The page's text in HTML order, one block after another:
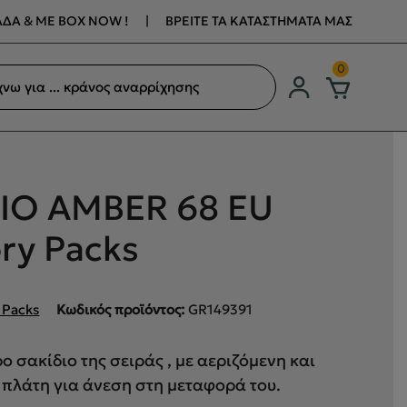
& ΜΕ BOX NOW ! | ΒΡΕΙΤΕ ΤΑ ΚΑΤΑΣΤΗΜΑΤΑ ΜΑΣ
0
AMBER 68 EU
Packs
Κωδικός προϊόντος:GR149391
σακίδιο της σειράς , με αεριζόμενη και
για άνεση στη μεταφορά του.